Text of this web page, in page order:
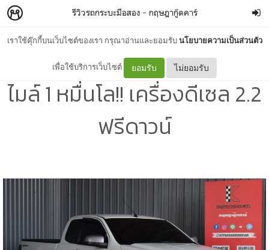
เราใช้คุ๊กกี้บนเว็บไซต์ของเรา กรุณาอ่านและยอมรับนโยบายความเป็นส่วนตัว
เพื่อใช้บริการเว็บไซต์ ยอมรับ ไม่ยอมรับ
รีวิวรถกระบะมือสอง – กฤษฎากู๊ดคาร์
Ford Ranger มือสอง ปี 2018
ไมล์ 1 หมื่นโล!! เครื่องดีเซล 2.2
ฟรีดาวน์